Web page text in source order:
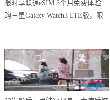
购三星Galaxy Watch3 LTE版，限